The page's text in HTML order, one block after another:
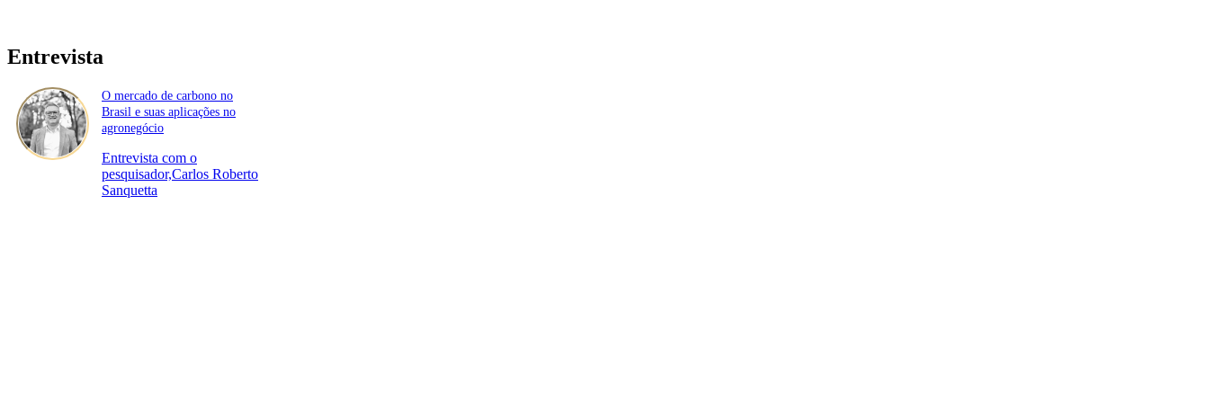
Entrevista
O mercado de carbono no
Brasil e suas aplicações no
agronegócio
Entrevista com o
pesquisador,Carlos Roberto
Sanquetta